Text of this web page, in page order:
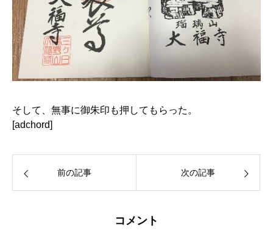
そして、無事に御朱印も押してもらった。
[adchord]
前の記事 次の記事
コメント